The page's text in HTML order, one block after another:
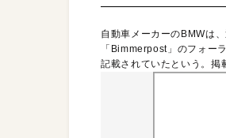
自動車メーカーのBMWは
「Bimmerpost」のフォー
記載されていたという。掲